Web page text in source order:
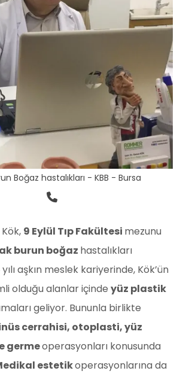
Boğaz hastalıkları - KBB - Bursa
9 Eylül Tıp Fakültesi mezunu
burun boğaz hastalıkları
yılı aşkın meslek kariyerinde, Kök’ün
olduğu alanlar içindeyüz plastik
geliyor. Bununla birlikte
cerrahisi, otoplasti, yüz
germeoperasyonları konusunda
estetikoperasyonlarına da